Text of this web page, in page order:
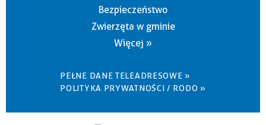
Bezpieczeństwo
Zwierzęta w gminie
Więcej »
PEŁNE DANE TELEADRESOWE »
POLITYKA PRYWATNOŚCI / RODO »